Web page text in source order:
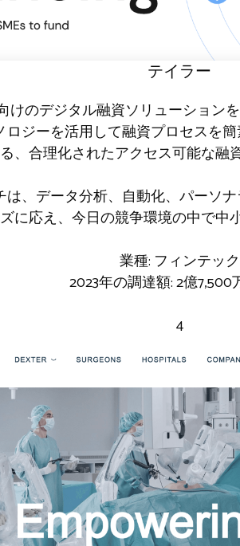
テイラー
けのデジタル融資ソリューショ
ジーを活用して融資プロセスを
、合理化されたアクセス可能な融
、データ分析、自動化、パーソ
に応え、今日の競争環境の中で中
業種: フィンテック
2023年の調達額: 2億7,500
4